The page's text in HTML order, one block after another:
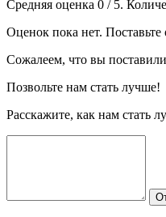
Средняя оценка 0 / 5.
Оценок пока нет.
Сожалеем, что вы
Позвольте нам стать лучше!
Расскажите, как нам стать